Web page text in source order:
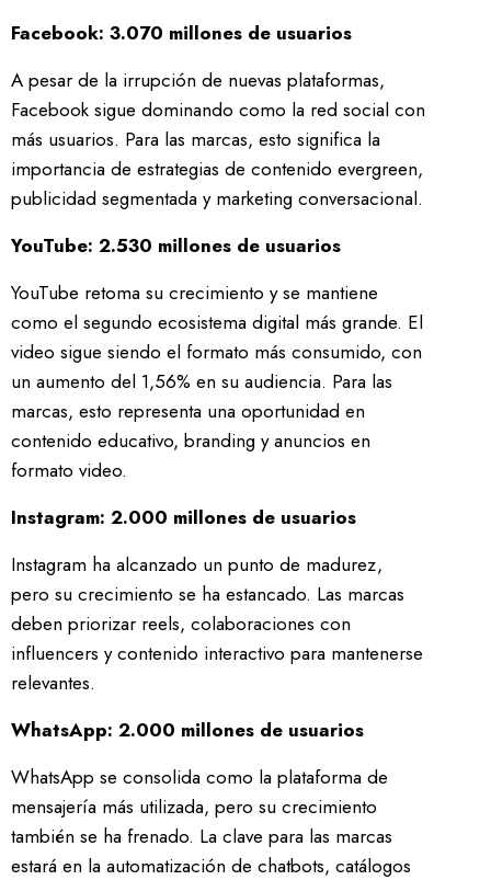
Facebook: 3.070 millones de usuarios
A pesar de la irrupción de nuevas plataformas,
Facebook sigue dominando como la red social con
más usuarios. Para las marcas, esto significa la
importancia de estrategias de contenido evergreen,
publicidad segmentada y marketing conversacional.
YouTube: 2.530 millones de usuarios
YouTube retoma su crecimiento y se mantiene
como el segundo ecosistema digital más grande. El
video sigue siendo el formato más consumido, con
un aumento del 1,56% en su audiencia. Para las
marcas, esto representa una oportunidad en
contenido educativo, branding y anuncios en
formato video.
Instagram: 2.000 millones de usuarios
Instagram ha alcanzado un punto de madurez,
pero su crecimiento se ha estancado. Las marcas
deben priorizar reels, colaboraciones con
influencers y contenido interactivo para mantenerse
relevantes.
WhatsApp: 2.000 millones de usuarios
WhatsApp se consolida como la plataforma de
mensajería más utilizada, pero su crecimiento
también se ha frenado. La clave para las marcas
estará en la automatización de chatbots, catálogos